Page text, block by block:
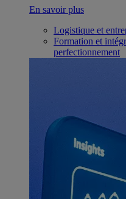
En savoir plus
Logistique et
Formation et
perfectionnement